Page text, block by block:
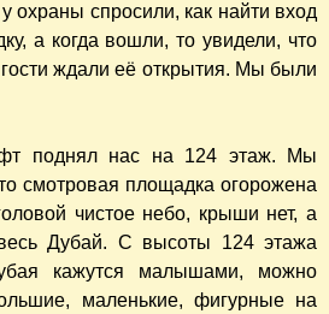
охраны спросили, как найти вход
а когда вошли, то увидели, что
ждали её открытия. Мы были
поднял нас на 124 этаж. Мы
смотровая площадка огорожена
чистое небо, крыши нет, а
Дубай. С высоты 124 этажа
кажутся малышами, можно
маленькие, фигурные на